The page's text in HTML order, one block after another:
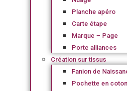
Planche apéro
Carte étape
Marque – Page
Porte alliances
Création sur tissus
Fanion de
Pochette en coton